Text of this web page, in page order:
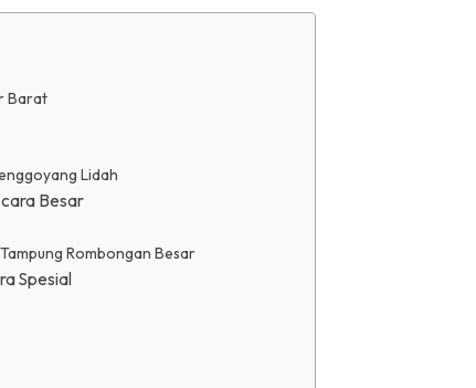
Barat
Lidah
Besar
Rombongan Besar
Spesial